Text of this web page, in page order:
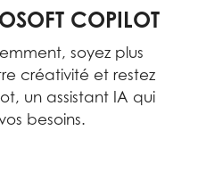
COPILOT
soyez plus
créativité et restez
un assistant IA qui
besoins.